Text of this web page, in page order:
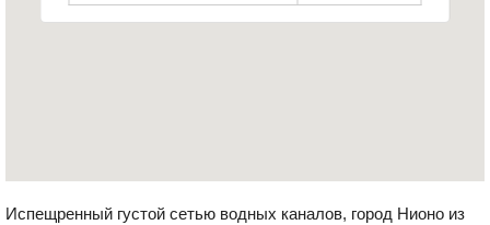
Испещренный густой сетью водных каналов, город Нионо из